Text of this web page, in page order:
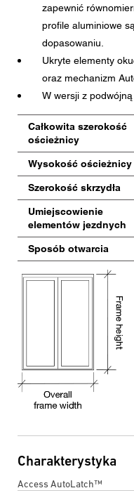
zapewnić
profile aluminiowe
dopasowaniu.
Ukryte elementy
oraz mechanizm
W wersji z
Całkowita szerokość
ościeżnicy
Wysokość ościeżnicy
Szerokość skrzydła
Umiejscowienie
elementów jezdnych
Sposób otwarcia
Charakterystyka
Access AutoLatch™
Zgoda na
Zgadzam się na
formularzu danych
Centor lub
zapytaniem.
Przetwarzanie
zgodnie z